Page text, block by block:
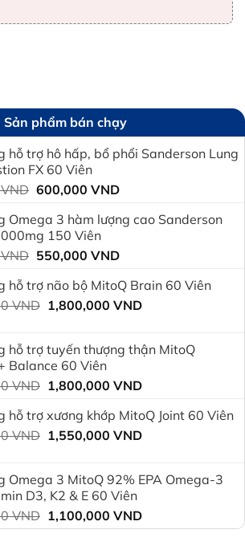
Sản phẩm bán chạy
hỗ trợ hô hấp, bổ phổi Sanderson Lung
FX 60 Viên
VND Giá
là:
750,000 VND.
600,000 VNDGiá
tại
600,000 VND.
Omega 3 hàm lượng cao Sanderson
150 Viên
VND Giá
là:
900,000 VND.
550,000 VNDGiá
tại
là:
hỗ trợ não bộ MitoQ Brain 60 Viên
VND Giá
2,350,000 VND.
1,800,000 VNDGiá
là:
hỗ trợ tuyến thượng thận MitoQ
Balance 60 Viên
VND Giá
là:
2,350,000 VND.
1,800,000 VNDGiá
tại
là:
hỗ trợ xương khớp MitoQ Joint 60 Viên
VND Giá
2,350,000 VND.
1,550,000 VNDGiá
là:
Omega 3 MitoQ 92% EPA Omega-3
D3, K2 & E 60 Viên
VND Giá
gốc
1,100,000 VNDGiá
hiện